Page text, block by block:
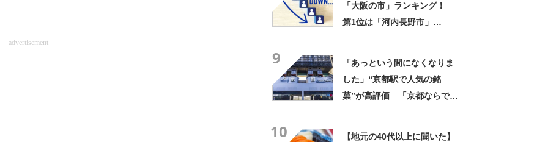
advertisement
「大阪の市」ランキング！
第1位は「河内長野市」
9
「あっという間になくなりま
した」“京都駅で人気の銘
菓”が高評価 「京都ならでは
10
【地元の40代以上に聞いた】